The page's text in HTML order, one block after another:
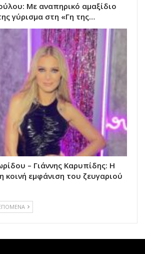
Με αναπηρικό αμαξίδιο
γύρισμα στη «Γη της…
– Γιάννης Καρυπίδης: Η
κοινή εμφάνιση του ζευγαριού